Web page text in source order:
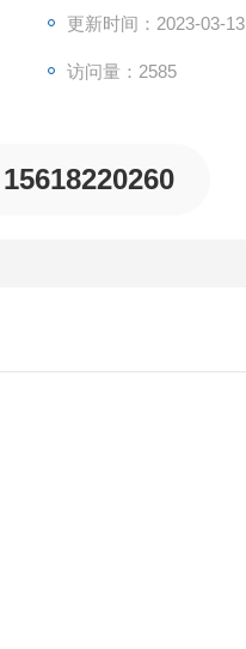
更新时间：2023-03-13
访问量：2585
15618220260